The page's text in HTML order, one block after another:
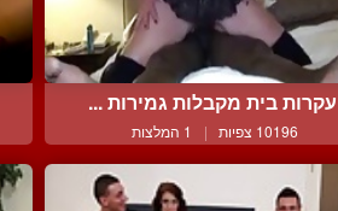
עקרות בית מקבלות גמירות ...
10196 צפיות | 1 המלצות